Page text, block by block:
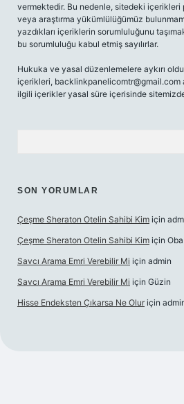
vermektedir. Bu nedenle, sitedeki
veya araştırma yükümlülüğümüz
yazdıkları içeriklerin sorumluluğunu
bu sorumluluğu kabul etmiş sayılırlar.
Hukuka ve yasal düzenlemelere aykırı
içerikleri, backlinkpanelicomtr@gmail.com
ilgili içerikler yasal süre içerisinde
SON YORUMLAR
Çeşme Sheraton Otelin Sahibi Kim için
Çeşme Sheraton Otelin Sahibi Kim için
Savcı Arama Emri Verebilir Mi için admin
Savcı Arama Emri Verebilir Mi için Güzin
Hisse Endeksten Çıkarsa Ne Olur için